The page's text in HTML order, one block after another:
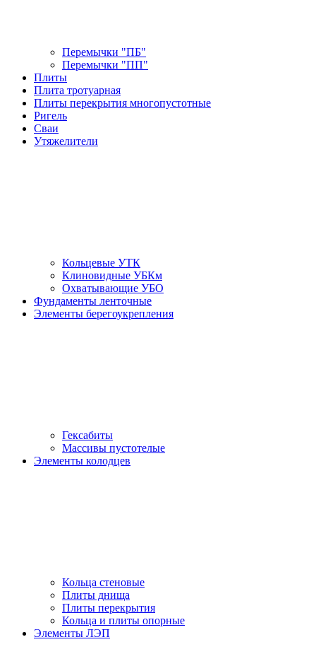
Перемычки "ПБ"
Перемычки "ПП"
Плиты
Плита тротуарная
Плиты перекрытия многопустотные
Ригель
Сваи
Утяжелители
Кольцевые УТК
Клиновидные УБКм
Охватывающие УБО
Фундаменты ленточные
Элементы берегоукрепления
Гексабиты
Массивы пустотелые
Элементы колодцев
Кольца стеновые
Плиты днища
Плиты перекрытия
Кольца и плиты опорные
Элементы ЛЭП